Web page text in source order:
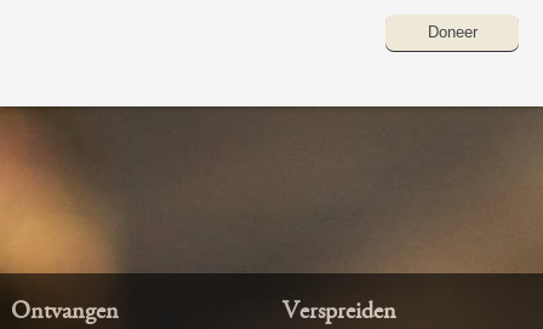
Doneer
Ontvangen Verspreiden